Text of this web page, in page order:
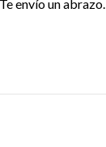
envío un abrazo.